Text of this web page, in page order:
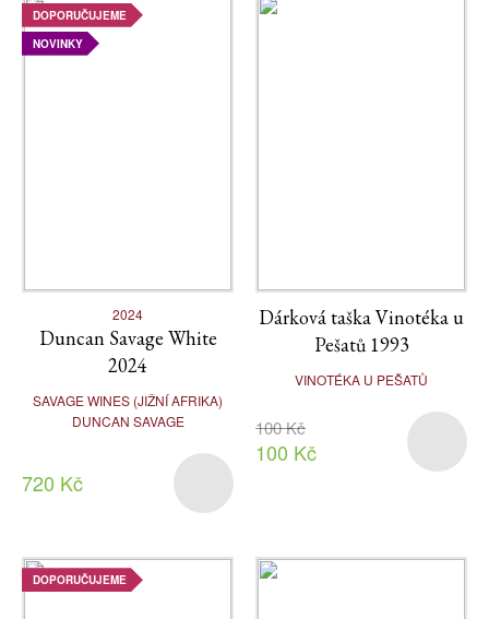
DOPORUČUJEME
NOVINKY
2024
Duncan Savage White
2024
SAVAGE WINES (JIŽNÍ AFRIKA)
DUNCAN SAVAGE
720 Kč
Dárková taška Vinotéka u
Pešatů 1993
VINOTÉKA U PEŠATŮ
100 Kč
100 Kč
DOPORUČUJEME